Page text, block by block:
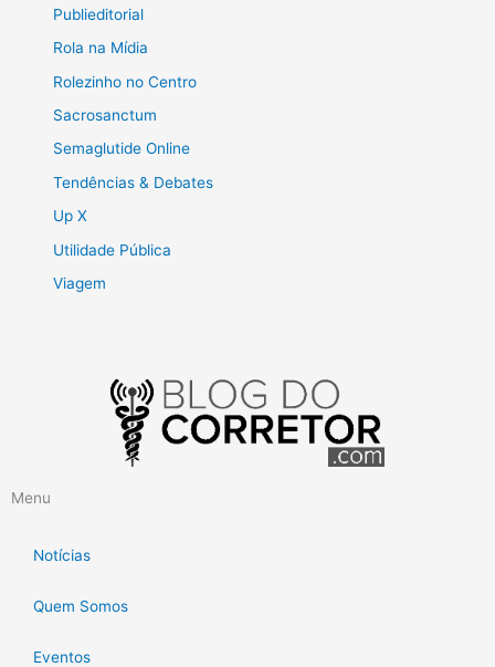
Publieditorial
Rola na Mídia
Rolezinho no Centro
Sacrosanctum
Semaglutide Online
Tendências & Debates
Up X
Utilidade Pública
Viagem
Menu
Notícias
Quem Somos
Eventos